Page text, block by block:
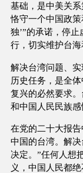
基础，是中美关
恪守一个中国政
独’”的承诺，停
行，切实维护台海
解决台湾问题、
历史任务，是全
复兴的必然要求
和中国人民民族感
在党的二十大报
中国的台湾。解
决定。”任何人想
义，中国人民都绝